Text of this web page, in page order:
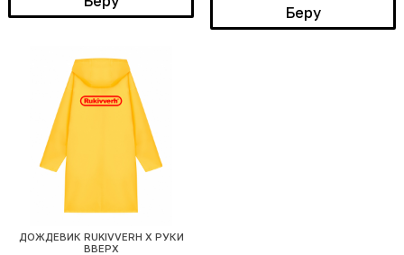
Беру
ДОЖДЕВИК RUKIVVERH Х РУКИ
ВВЕРХ